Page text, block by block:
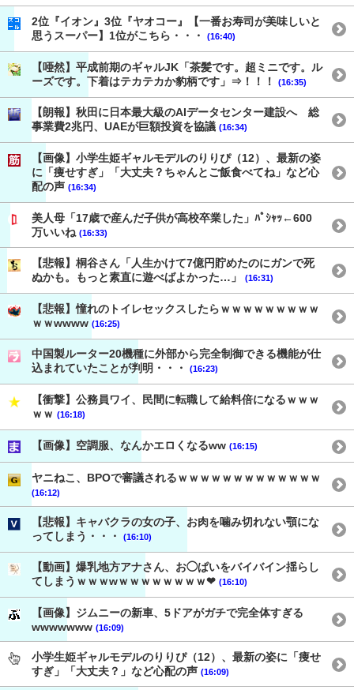
2位『イオン』3位『ヤオコー』【一番お寿司が美味しいと
思うスーパー】1位がこちら・・・
(16:40)
【唖然】平成前期のギャルJK「茶髪です。超ミニです。ル
ーズです。下着はテカテカか豹柄です」⇒！！！
(16:35)
【朗報】秋田に日本最大級のAIデータセンター建設へ 総
事業費2兆円、UAEが巨額投資を協議 (16:34)
【画像】小学生姫ギャルモデルのりりぴ（12）、最新の姿
に「痩せすぎ」「大丈夫？ちゃんとご飯食べてね」など心
配の声 (16:34)
美人母「17歳で産んだ子供が高校卒業した」ﾊﾟｼｬｯ←600
万いいね (16:33)
【悲報】桐谷さん「人生かけて7億円貯めたのにガンで死
ぬかも。もっと素直に遊べばよかった…」
(16:31)
【悲報】憧れのトイレセックスしたらｗｗｗｗｗｗｗｗｗ
ｗｗwwww (16:25)
中国製ルーター20機種に外部から完全制御できる機能が仕
込まれていたことが判明・・・
(16:23)
【衝撃】公務員ワイ、民間に転職して給料倍になるｗｗｗ
ｗｗ (16:18)
【画像】空調服、なんかエロくなるww (16:15)
ヤニねこ、BPOで審議されるｗｗｗｗｗｗｗｗｗｗｗｗｗ
(16:12)
【悲報】キャバクラの女の子、お肉を噛み切れない顎にな
ってしまう・・・
(16:10)
【動画】爆乳地方アナさん、お◯ぱいをバイバイン揺らし
てしまうｗｗｗwｗｗｗｗｗｗｗｗ❤ (16:10)
【画像】ジムニーの新車、5ドアがガチで完全体すぎる
wwwwwww (16:09)
小学生姫ギャルモデルのりりぴ（12）、最新の姿に「痩せ
すぎ」「大丈夫？」など心配の声 (16:09)